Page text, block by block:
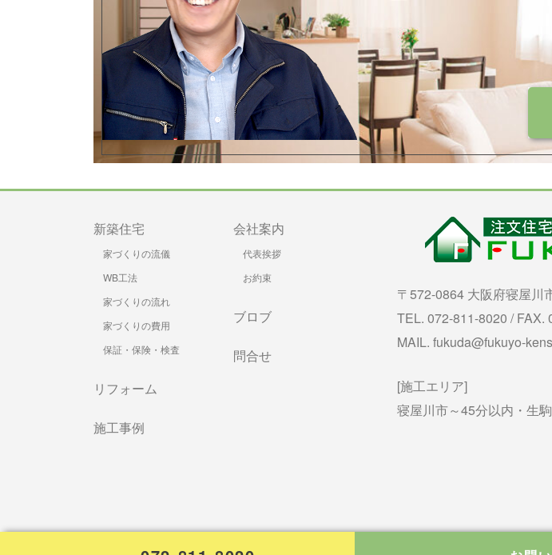
新築住宅
家づくりの流儀
WB工法
家づくりの流れ
家づくりの費用
保証・保険・検査
リフォーム
施工事例
会社案内
代表挨拶
お約束
ブロブ
問合せ
〒572-0864 大阪府寝屋川
TEL. 072-811-8020 / FAX.
MAIL. fukuda@fukuyo-
[施工エリア]
寝屋川市～45分以内・生